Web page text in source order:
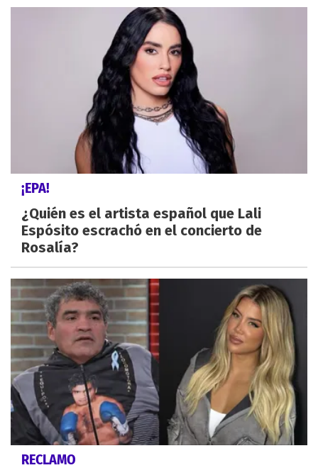
¡EPA!
¿Quién es el artista español que Lali
Espósito escrachó en el concierto de
Rosalía?
RECLAMO